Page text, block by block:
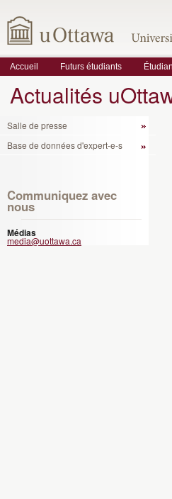
Accueil Futurs étudiants
Actualités
Salle de presse
Base de données d'expert-e-s
Communiquez avec
nous
Médias
media@uottawa.ca